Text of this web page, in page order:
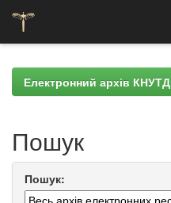
navigationЕлектронний архів КНУТД
Пошук
Пошук: